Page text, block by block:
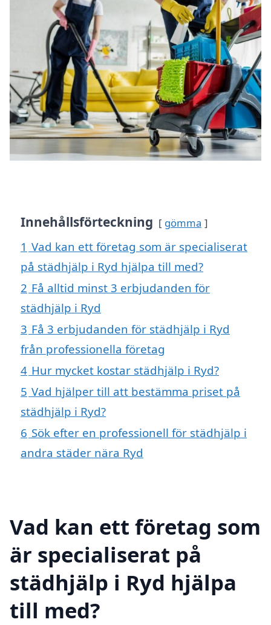
Innehållsförteckning gömma
1 Vad kan ett företag som är specialiserat
på städhjälp i Ryd hjälpa till med?
2 Få alltid minst 3 erbjudanden för
städhjälp i Ryd
3 Få 3 erbjudanden för städhjälp i Ryd
från professionella företag
4 Hur mycket kostar städhjälp i Ryd?
5 Vad hjälper till att bestämma priset på
städhjälp i Ryd?
6 Sök efter en professionell för städhjälp i
andra städer nära Ryd
Vad kan ett företag som
är specialiserat på
städhjälp i Ryd hjälpa
till med?